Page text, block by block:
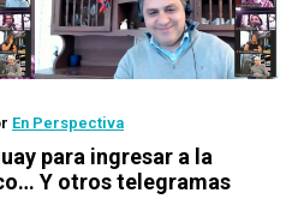
En Perspectiva
para ingresar a la
Y otros telegramas